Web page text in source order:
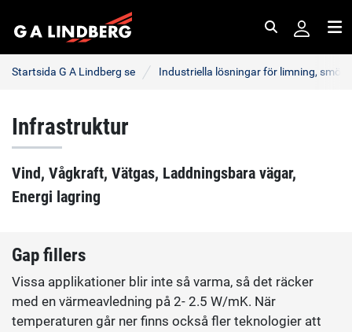
Startsida G A Lindberg se Industriella lösningar för limning,
Infrastruktur
Vind, Vågkraft, Vätgas, Laddningsbara vägar,
Energi lagring
Gap fillers
Vissa applikationer blir inte så varma, så det räcker
med en värmeavledning på 2- 2.5 W/mK. När
temperaturen går ner finns också fler teknologier att